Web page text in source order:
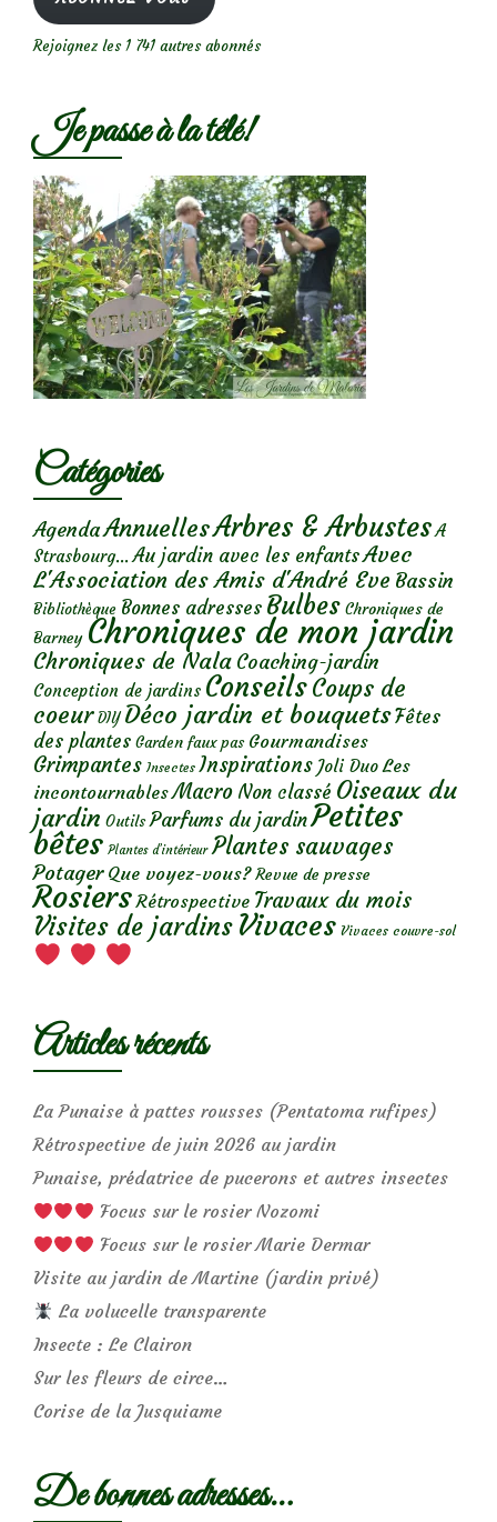
Rejoignez les 1 741 autres abonnés
Je passe à la télé!
Catégories
AgendaAnnuellesArbres & Arbustes A
Strasbourg... Au jardin avec les enfantsAvec
L'Association des Amis d'André Eve Bassin
Bibliothèque Bonnes adresses Bulbes Chroniques de
Barney Chroniques de mon jardin
Chroniques de Nala Coaching-jardin
Conception de jardins ConseilsCoups de
coeur DIY Déco jardin et bouquetsFêtes
des plantes Garden faux pas Gourmandises
Grimpantes Insectes Inspirations Joli Duo Les
incontournables Macro Non classé Oiseaux du
jardin Outils Parfums du jardinPetites
bêtes Plantes d’intérieur Plantes sauvages
Potager Que voyez-vous? Revue de presse
Rosiers Rétrospective Travaux du mois
Visites de jardins Vivaces Vivaces couvre-sol
Articles récents
La Punaise à pattes rousses (Pentatoma rufipes)
Rétrospective de juin 2026 au jardin
Punaise, prédatrice de pucerons et autres insectes
Focus sur le rosier Nozomi
Focus sur le rosier Marie Dermar
Visite au jardin de Martine (jardin privé)
La volucelle transparente
Insecte : Le Clairon
Sur les fleurs de circe…
Corise de la Jusquiame
De bonnes adresses…